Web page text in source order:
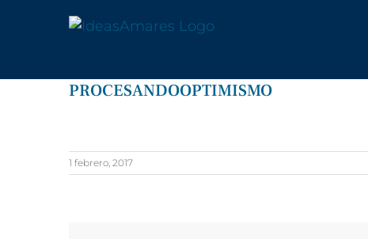
PROCESANDOOPTIMISMO
1 febrero, 2017